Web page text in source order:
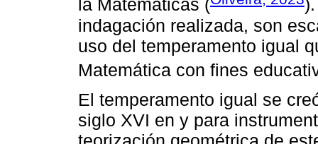
la Matemáticas (
indagación realizada, son
uso del temperamento igual
Matemática con fines
El temperamento igual se
siglo XVI en y para